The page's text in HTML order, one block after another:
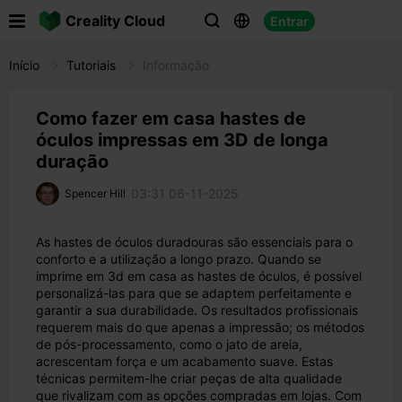
Creality Cloud   Entrar
Início Tutoriais
Como fazer em casa hastes de
óculos impressas em 3D de longa
duração
Spencer Hill 03:31 06-11-2025
As hastes de óculos duradouras são essenciais para o
conforto e a utilização a longo prazo. Quando se
imprime em 3d em casa as hastes de óculos, é possível
personalizá-las para que se adaptem perfeitamente e
garantir a sua durabilidade. Os resultados profissionais
requerem mais do que apenas a impressão; os métodos
de pós-processamento, como o jato de areia,
acrescentam força e um acabamento suave. Estas
técnicas permitem-lhe criar peças de alta qualidade
que rivalizam com as opções compradas em lojas. Com